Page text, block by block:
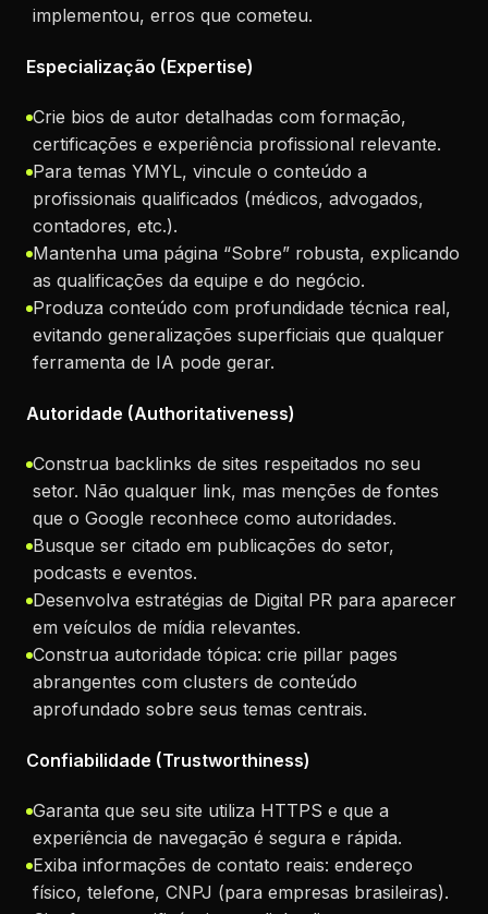
implementou, erros que cometeu.
Especialização (Expertise)
Crie bios de autor detalhadas com formação,
certificações e experiência profissional relevante.
Para temas YMYL, vincule o conteúdo a
profissionais qualificados (médicos, advogados,
contadores, etc.).
Mantenha uma página “Sobre” robusta, explicando
as qualificações da equipe e do negócio.
Produza conteúdo com profundidade técnica real,
evitando generalizações superficiais que qualquer
ferramenta de IA pode gerar.
Autoridade (Authoritativeness)
Construa backlinks de sites respeitados no seu
setor. Não qualquer link, mas menções de fontes
que o Google reconhece como autoridades.
Busque ser citado em publicações do setor,
podcasts e eventos.
Desenvolva estratégias de Digital PR para aparecer
em veículos de mídia relevantes.
Construa autoridade tópica: crie pillar pages
abrangentes com clusters de conteúdo
aprofundado sobre seus temas centrais.
Confiabilidade (Trustworthiness)
Garanta que seu site utiliza HTTPS e que a
experiência de navegação é segura e rápida.
Exiba informações de contato reais: endereço
físico, telefone, CNPJ (para empresas brasileiras).